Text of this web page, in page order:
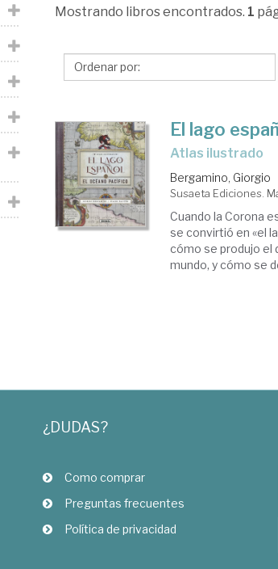
Bergamino,
Mostrando libros encontrados. 1
El lago
Atlas ilustrado
Bergamino, Giorgio
Susaeta Ediciones.
Cuando la Corona
se convirtió en «el
cómo se produjo el
mundo, y cómo se
¿DUDAS?
Como comprar
Preguntas frecuentes
Política de privacidad